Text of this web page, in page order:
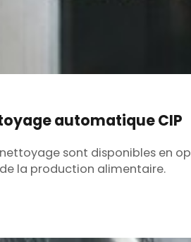
automatique CIP
sont disponibles en
la production alimentaire.